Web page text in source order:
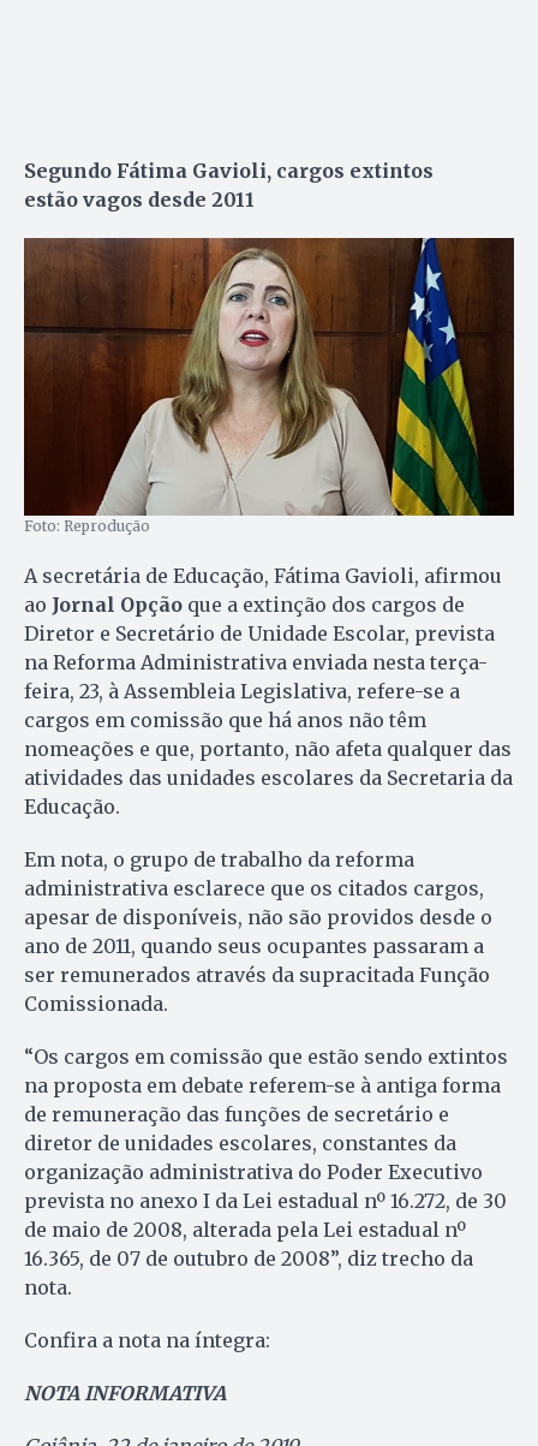
Segundo Fátima Gavioli, cargos extintos
estão vagos desde 2011
Foto: Reprodução
A secretária de Educação, Fátima Gavioli, afirmou
ao Jornal Opção que a extinção dos cargos de
Diretor e Secretário de Unidade Escolar, prevista
na Reforma Administrativa enviada nesta terça-
feira, 23, à Assembleia Legislativa, refere-se a
cargos em comissão que há anos não têm
nomeações e que, portanto, não afeta qualquer das
atividades das unidades escolares da Secretaria da
Educação.
Em nota, o grupo de trabalho da reforma
administrativa esclarece que os citados cargos,
apesar de disponíveis, não são providos desde o
ano de 2011, quando seus ocupantes passaram a
ser remunerados através da supracitada Função
Comissionada.
“Os cargos em comissão que estão sendo extintos
na proposta em debate referem-se à antiga forma
de remuneração das funções de secretário e
diretor de unidades escolares, constantes da
organização administrativa do Poder Executivo
prevista no anexo I da Lei estadual nº 16.272, de 30
de maio de 2008, alterada pela Lei estadual nº
16.365, de 07 de outubro de 2008”, diz trecho da
nota.
Confira a nota na íntegra:
NOTA INFORMATIVA